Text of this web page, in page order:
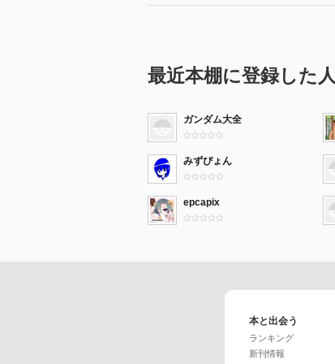
最近本棚に登録した人
ガンダム大全
みずぴょん
epcapix
本と出会う
ランキング
新刊情報